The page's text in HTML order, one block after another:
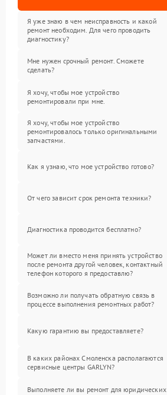
Я уже знаю в чем неисправность и какой
ремонт необходим. Для чего проводить
диагностику?
Мне нужен срочный ремонт. Сможете
сделать?
Я хочу, чтобы мое устройство
ремонтировали при мне.
Я хочу, чтобы мое устройство
ремонтировалось только оригинальными
запчастями.
Как я узнаю, что мое устройство готово?
От чего зависит срок ремонта техники?
Диагностика проводится бесплатно?
Может ли вместо меня принять устройство
после ремонта другой человек, контактный
телефон которого я предоставлю?
Возможно ли получать обратную связь в
процессе выполнения ремонтных работ?
Какую гарантию вы предоставляете?
В каких районах Смоленска располагаются
сервисные центры GARLYN?
Выполняете ли вы ремонт для юридических